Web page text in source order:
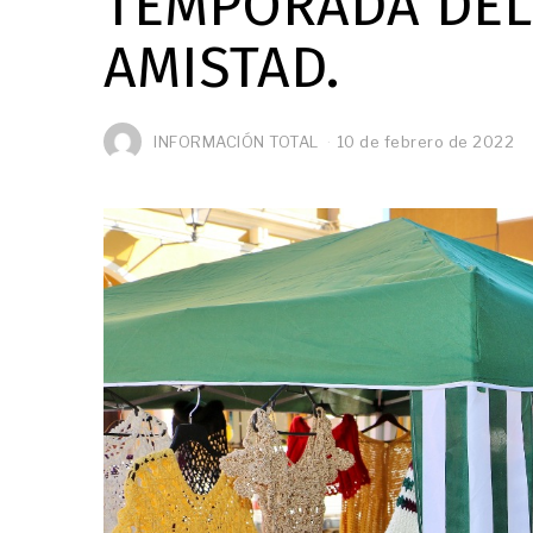
AMISTAD.
INFORMACIÓN TOTAL 10 de febrero de 2022